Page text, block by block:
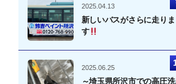
2025.04.13
新しいバスがさらに走りま
す
2025.06.25
～埼玉県所沢市での高圧洗